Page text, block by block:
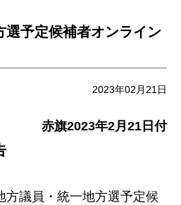
選予定候補者オンライン
2023年02月21日
赤旗2023年2月21日付
議員・統一地方選予定候